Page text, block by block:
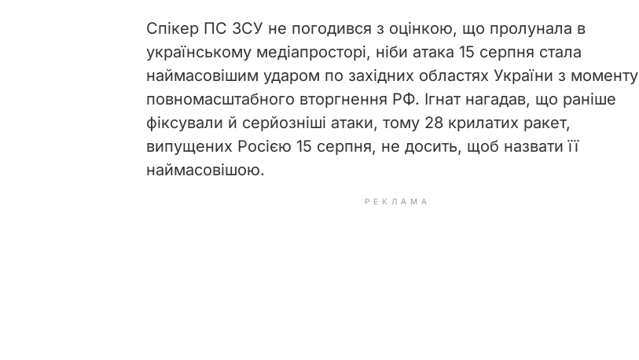
Спікер ПС ЗСУ не погодився з оцінкою, що пролунала в
українському медіапросторі, ніби атака 15 серпня стала
наймасовішим ударом по західних областях України з моменту
повномасштабного вторгнення РФ. Ігнат нагадав, що раніше
фіксували й серйозніші атаки, тому 28 крилатих ракет,
випущених Росією 15 серпня, не досить, щоб назвати її
наймасовішою.
РЕКЛАМА